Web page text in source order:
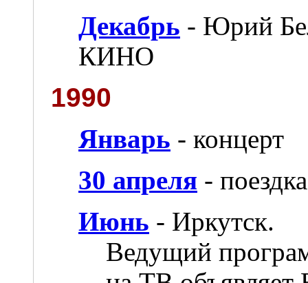
Декабрь - Юрий
КИНО
1990
Январь - концерт
30 апреля -
Июнь - Иркутск.
Ведущий